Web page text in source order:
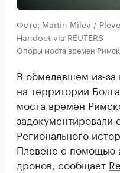
Фото: Martin Milev /
Handout via REUTERS
Опоры моста времен
В обмелевшем из-
на территории
моста времен
задокументировали
Регионального
Плевене с помощью
дронов, сообщает